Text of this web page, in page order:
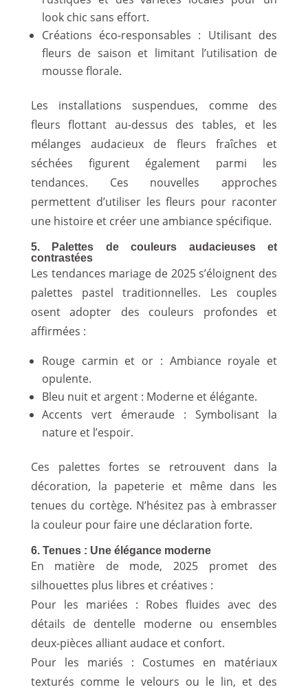
look chic sans effort.
Créations éco-responsables : Utilisant des
fleurs de saison et limitant l’utilisation de
mousse florale.
Les installations suspendues, comme des
fleurs flottant au-dessus des tables, et les
mélanges audacieux de fleurs fraîches et
séchées figurent également parmi les
tendances. Ces nouvelles approches
permettent d’utiliser les fleurs pour raconter
une histoire et créer une ambiance spécifique.
5. Palettes de couleurs audacieuses et
contrastées
Les tendances mariage de 2025 s’éloignent des
palettes pastel traditionnelles. Les couples
osent adopter des couleurs profondes et
affirmées :
Rouge carmin et or : Ambiance royale et
opulente.
Bleu nuit et argent : Moderne et élégante.
Accents vert émeraude : Symbolisant la
nature et l’espoir.
Ces palettes fortes se retrouvent dans la
décoration, la papeterie et même dans les
tenues du cortège. N’hésitez pas à embrasser
la couleur pour faire une déclaration forte.
6. Tenues : Une élégance moderne
En matière de mode, 2025 promet des
silhouettes plus libres et créatives :
Pour les mariées : Robes fluides avec des
détails de dentelle moderne ou ensembles
deux-pièces alliant audace et confort.
Pour les mariés : Costumes en matériaux
texturés comme le velours ou le lin, et des